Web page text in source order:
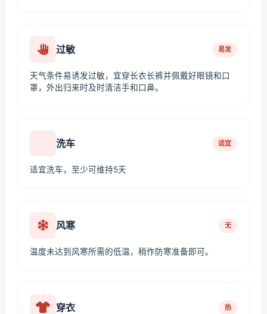
过敏 易发
天气条件易诱发过敏，宜穿长衣长裤并佩戴好眼镜和口
罩，外出归来时及时清洁手和口鼻。
洗车 适宜
适宜洗车，至少可维持5天
风寒 无
温度未达到风寒所需的低温，稍作防寒准备即可。
穿衣 热